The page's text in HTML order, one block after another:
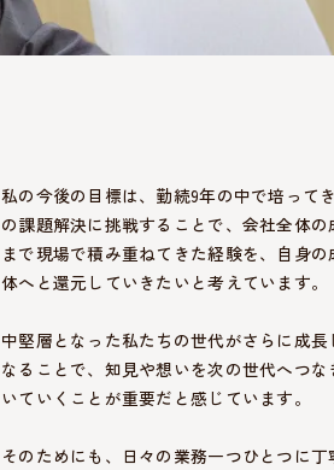
私の今後の目標は、勤続9年の中で培って
の課題解決に挑戦することで、会社全体
まで現場で積み重ねてきた経験を、自身
体へと還元していきたいと考えています。
中堅層となった私たちの世代がさらに成
なることで、知見や想いを次の世代へつ
いていくことが重要だと感じています。
そのためにも、日々の業務一つひとつに